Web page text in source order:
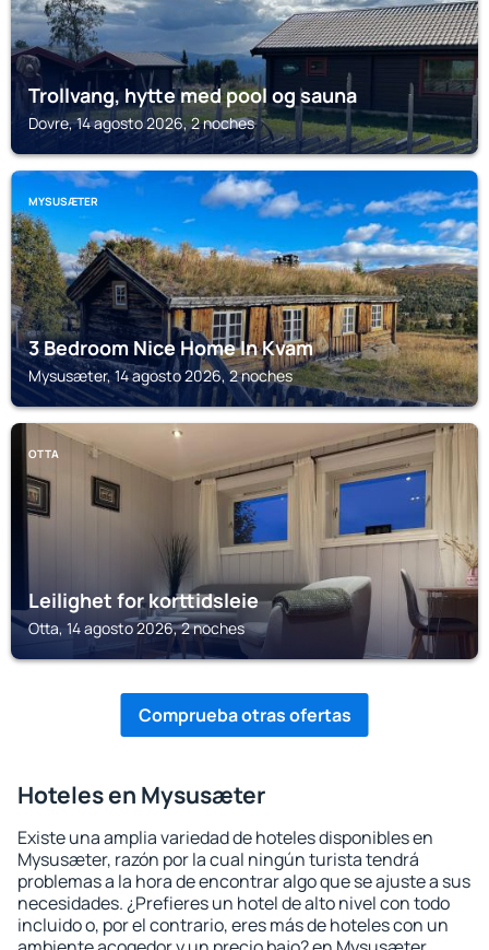
Trollvang, hytte med pool og sauna
Dovre, 14 agosto 2026, 2 noches
MYSUSÆTER
3 Bedroom Nice Home In Kvam
Mysusæter, 14 agosto 2026, 2 noches
OTTA
Leilighet for korttidsleie
Otta, 14 agosto 2026, 2 noches
Comprueba otras ofertas
Hoteles en Mysusæter
Existe una amplia variedad de hoteles disponibles en
Mysusæter, razón por la cual ningún turista tendrá
problemas a la hora de encontrar algo que se ajuste a sus
necesidades. ¿Prefieres un hotel de alto nivel con todo
incluido o, por el contrario, eres más de hoteles con un